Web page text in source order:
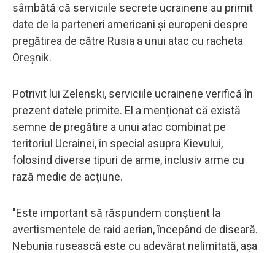
sâmbătă că serviciile secrete ucrainene au primit
date de la parteneri americani și europeni despre
pregătirea de către Rusia a unui atac cu racheta
Oreșnik.
Potrivit lui Zelenski, serviciile ucrainene verifică în
prezent datele primite. El a menționat că există
semne de pregătire a unui atac combinat pe
teritoriul Ucrainei, în special asupra Kievului,
folosind diverse tipuri de arme, inclusiv arme cu
rază medie de acțiune.
"Este important să răspundem conștient la
avertismentele de raid aerian, începând de diseară.
Nebunia rusească este cu adevărat nelimitată, așa